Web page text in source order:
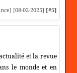
[08-02-2025] [#5]
et la revue
le monde et en